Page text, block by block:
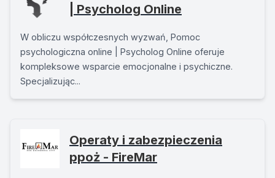
| Psycholog Online
W obliczu współczesnych wyzwań, Pomoc
psychologiczna online | Psycholog Online oferuje
kompleksowe wsparcie emocjonalne i psychiczne.
Specjalizując...
Operaty i zabezpieczenia
ppoż - FireMar